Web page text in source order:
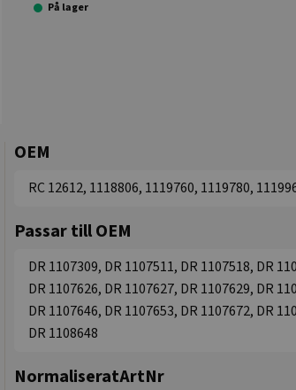
På lager
OEM
RC 12612, 1118806, 1119760, 1119780,
Passar till OEM
DR 1107309, DR 1107511, DR 1107518, DR
DR 1107626, DR 1107627, DR 1107629, DR
DR 1107646, DR 1107653, DR 1107672, DR
DR 1108648
NormaliseratArtNr